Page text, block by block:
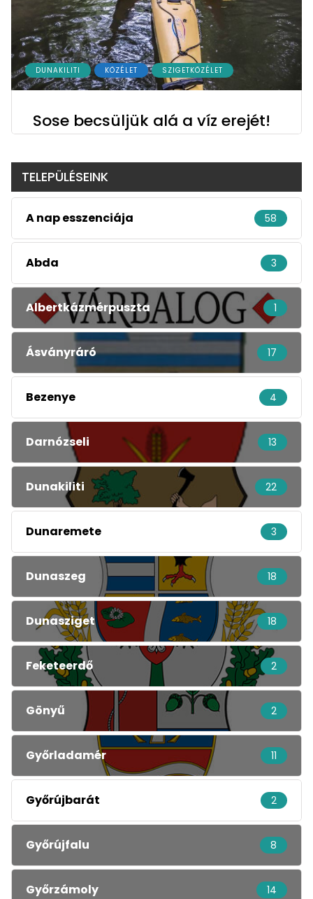
DUNAKILITI KÖZÉLET SZIGETKÖZÉLET
Sose becsüljük alá a víz erejét!
TELEPÜLÉSEINK
A nap esszenciája 58
Abda 3
Albertkázmérpuszta 1
Ásványráró 17
Bezenye 4
Darnózseli 13
Dunakiliti 22
Dunaremete 3
Dunaszeg 18
Dunasziget 18
Feketeerdő 2
Gönyű 2
Győrladamér 11
Győrújbarát 2
Győrújfalu 8
Győrzámoly 14